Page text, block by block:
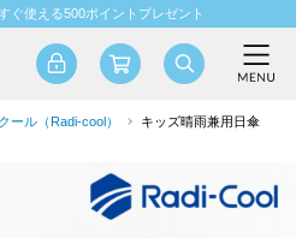
ぐ使える500ポイントプレゼント
ール（Radi-cool）
キッズ晴雨兼用日傘